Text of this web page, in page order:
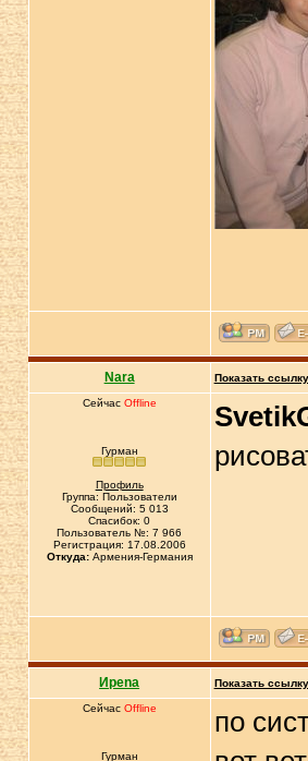
Nara Показать
Сейчас Offline
Гурман
Профиль
Группа: Пользователи
Сообщений: 5 013
Спасибок: 0
Пользователь №: 7 966
Регистрация: 17.08.2006
Откуда:Армения-Германия
Иpena Показать
Сейчас Offline
Гурман
по